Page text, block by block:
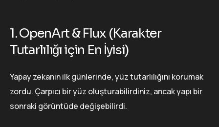
1. OpenArt & Flux (Karakter
Tutarlılığı için En İyisi)
Yapay zekanın ilk günlerinde, yüz tutarlılığını korumak
zordu. Çarpıcı bir yüz oluşturabilirdiniz, ancak yapı bir
sonraki görüntüde değişebilirdi.